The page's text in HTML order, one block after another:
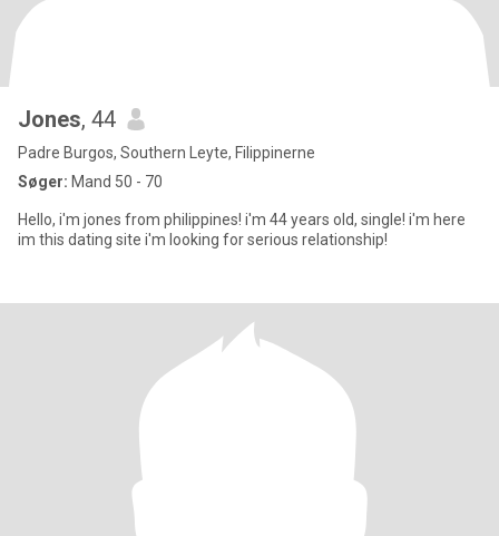
Jones, 44
Padre Burgos, Southern Leyte, Filippinerne
Søger: Mand 50 - 70
Hello, i'm jones from philippines! i'm 44 years old, single! i'm here
im this dating site i'm looking for serious relationship!